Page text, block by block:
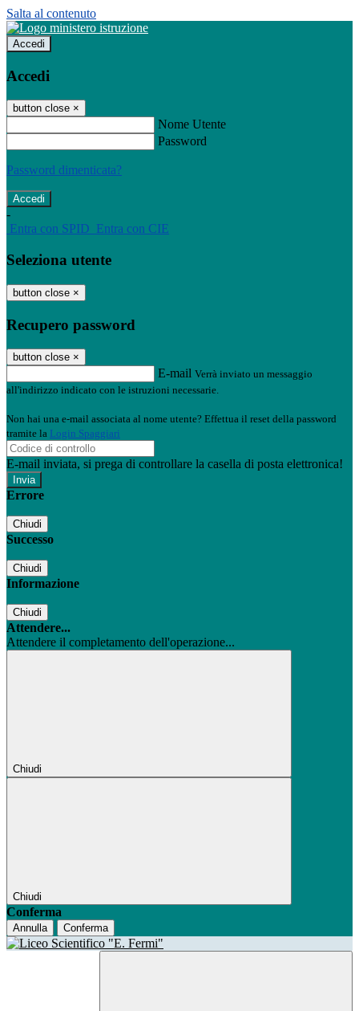
Salta al contenuto
Accedi
Accedi
button close ×
Nome Utente
Password
Password dimenticata?
-
Entra con SPID Entra con CIE
Seleziona utente
button close ×
Recupero password
button close ×
E-mail Verrà inviato un messaggio
all'indirizzo indicato con le istruzioni necessarie.
Non hai una e-mail associata al nome utente? Effettua il reset della password
tramite la Login Spaggiari
E-mail inviata, si prega di controllare la casella di posta elettronica!
Errore
Chiudi
Successo
Chiudi
Informazione
Chiudi
Attendere...
Attendere il completamento dell'operazione...
Chiudi
Chiudi
Conferma
Annulla Conferma